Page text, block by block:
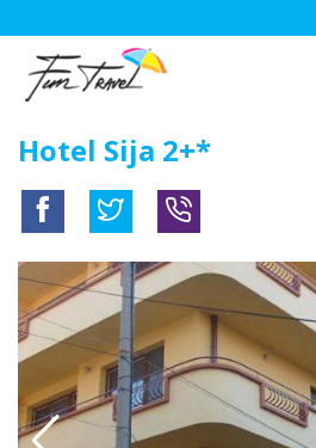
Hotel Sija 2+*